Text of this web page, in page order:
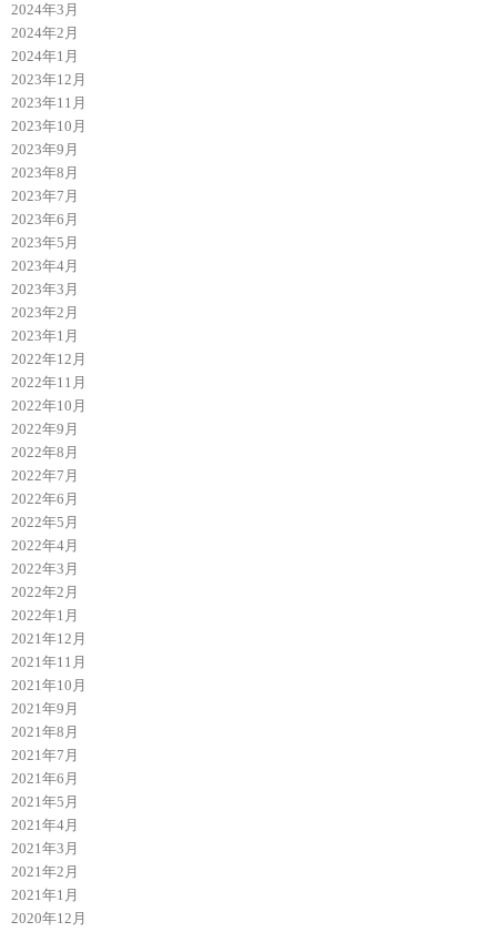
2024年3月
2024年2月
2024年1月
2023年12月
2023年11月
2023年10月
2023年9月
2023年8月
2023年7月
2023年6月
2023年5月
2023年4月
2023年3月
2023年2月
2023年1月
2022年12月
2022年11月
2022年10月
2022年9月
2022年8月
2022年7月
2022年6月
2022年5月
2022年4月
2022年3月
2022年2月
2022年1月
2021年12月
2021年11月
2021年10月
2021年9月
2021年8月
2021年7月
2021年6月
2021年5月
2021年4月
2021年3月
2021年2月
2021年1月
2020年12月